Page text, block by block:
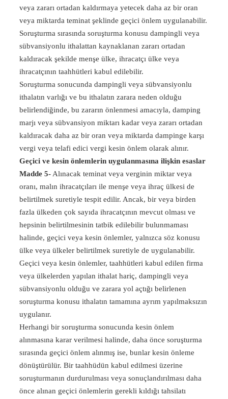
veya zararı ortadan kaldırmaya yetecek daha az bir oran
veya miktarda teminat şeklinde geçici önlem uygulanabilir.
Soruşturma sırasında soruşturma konusu dampingli veya
sübvansiyonlu ithalattan kaynaklanan zararı ortadan
kaldıracak şekilde menşe ülke, ihracatçı ülke veya
ihracatçının taahhütleri kabul edilebilir.
Soruşturma sonucunda dampingli veya sübvansiyonlu
ithalatın varlığı ve bu ithalatın zarara neden olduğu
belirlendiğinde, bu zararın önlenmesi amacıyla, damping
marjı veya sübvansiyon miktarı kadar veya zararı ortadan
kaldıracak daha az bir oran veya miktarda dampinge karşı
vergi veya telafi edici vergi kesin önlem olarak alınır.
Geçici ve kesin önlemlerin uygulanmasına ilişkin esaslar
Madde 5- Alınacak teminat veya verginin miktar veya
oranı, malın ihracatçıları ile menşe veya ihraç ülkesi de
belirtilmek suretiyle tespit edilir. Ancak, bir veya birden
fazla ülkeden çok sayıda ihracatçının mevcut olması ve
hepsinin belirtilmesinin tatbik edilebilir bulunmaması
halinde, geçici veya kesin önlemler, yalnızca söz konusu
ülke veya ülkeler belirtilmek suretiyle de uygulanabilir.
Geçici veya kesin önlemler, taahhütleri kabul edilen firma
veya ülkelerden yapılan ithalat hariç, dampingli veya
sübvansiyonlu olduğu ve zarara yol açtığı belirlenen
soruşturma konusu ithalatın tamamına ayrım yapılmaksızın
uygulanır.
Herhangi bir soruşturma sonucunda kesin önlem
alınmasına karar verilmesi halinde, daha önce soruşturma
sırasında geçici önlem alınmış ise, bunlar kesin önleme
dönüştürülür. Bir taahhüdün kabul edilmesi üzerine
soruşturmanın durdurulması veya sonuçlandırılması daha
önce alınan geçici önlemlerin gerekli kıldığı tahsilatı